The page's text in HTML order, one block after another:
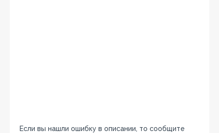
Если вы нашли ошибку в описании, то сообщите